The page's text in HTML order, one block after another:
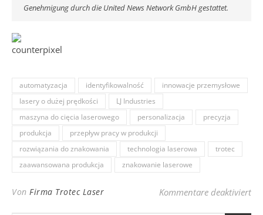
Genehmigung durch die United News Network GmbH gestattet.
automatyzacja identyfikowalność
innowacje przemysłowe
lasery o dużej prędkości
LJ Industries
maszyna do cięcia laserowego
personalizacja
precyzja
produkcja
przepływ pracy w produkcji
rozwiązania do znakowania
technologia laserowa
trotec
zaawansowana produkcja
znakowanie laserowe
Von Firma Trotec Laser Kommentare deaktiviertfür